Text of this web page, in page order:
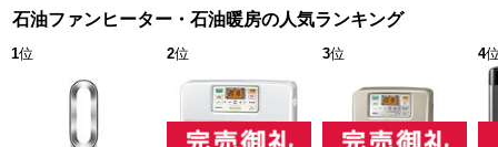
石油ファンヒーター・石油暖房の人気ランキング
1位 2位 3位 4